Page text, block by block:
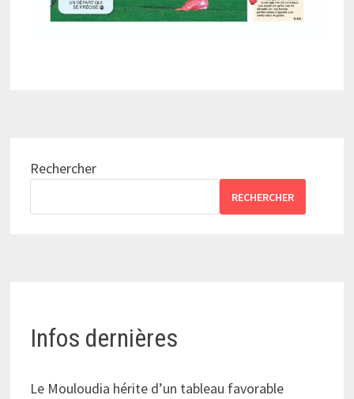
Rechercher
RECHERCHER
Infos dernières
Le Mouloudia hérite d’un tableau favorable